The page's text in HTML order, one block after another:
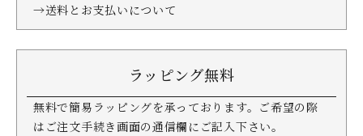
→送料とお支払いについて
ラッピング無料
無料で簡易ラッピングを承っております。ご希望の際
はご注文手続き画面の通信欄にご記入下さい。